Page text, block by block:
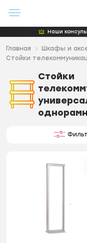
Наши
Главная
Шкафы и
Стойки
Стойки